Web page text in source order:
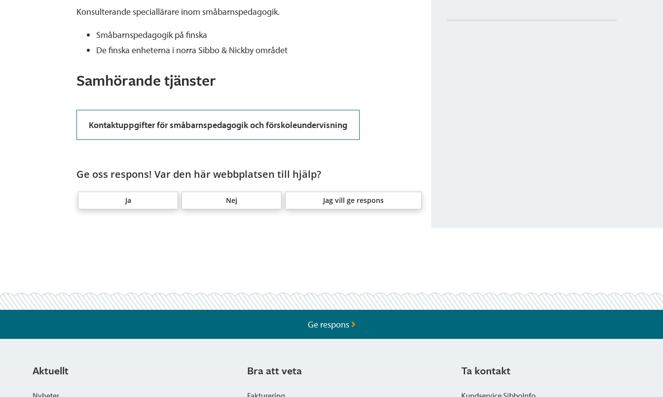
Konsulterande speciallärare inom småbarnspedagogik.
Småbarnspedagogik på finska
De finska enheterna i norra Sibbo & Nickby området
Samhörande tjänster
Kontaktuppgifter för småbarnspedagogik och förskoleundervisning
Ge oss respons! Var den här webbplatsen till hjälp?
Ja Nej Jag vill ge respons
Ge respons
Aktuellt Bra att veta Ta kontakt